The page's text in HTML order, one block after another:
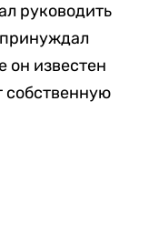
руководить
принуждал
он известен
собственную